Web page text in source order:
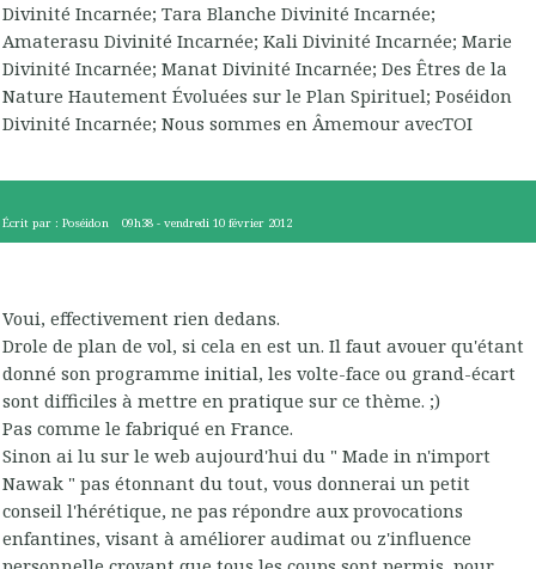
Divinité Incarnée; Tara Blanche Divinité Incarnée;
Amaterasu Divinité Incarnée; Kali Divinité Incarnée; Marie
Divinité Incarnée; Manat Divinité Incarnée; Des Êtres de la
Nature Hautement Évoluées sur le Plan Spirituel; Poséidon
Divinité Incarnée; Nous sommes en Âmemour avecTOI
Écrit par : Poséidon 09h38 -vendredi 10 février 2012
Voui, effectivement rien dedans.
Drole de plan de vol, si cela en est un. Il faut avouer qu'étant
donné son programme initial, les volte-face ou grand-écart
sont difficiles à mettre en pratique sur ce thème. ;)
Pas comme le fabriqué en France.
Sinon ai lu sur le web aujourd'hui du " Made in n'import
Nawak " pas étonnant du tout, vous donnerai un petit
conseil l'hérétique, ne pas répondre aux provocations
enfantines, visant à améliorer audimat ou z'influence